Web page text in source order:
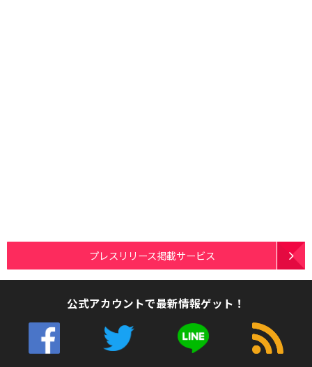
プレスリリース掲載サービス
公式アカウントで最新情報ゲット！